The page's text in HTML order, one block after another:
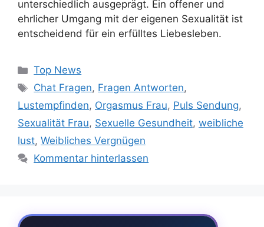
unterschiedlich ausgeprägt. Ein offener und
ehrlicher Umgang mit der eigenen Sexualität ist
entscheidend für ein erfülltes Liebesleben.
Kategorien
Top News
Schlagwörter
Chat Fragen, Fragen Antworten,
Lustempfinden, Orgasmus Frau, Puls Sendung,
Sexualität Frau, Sexuelle Gesundheit, weibliche
lust, Weibliches Vergnügen
Kommentar hinterlassen